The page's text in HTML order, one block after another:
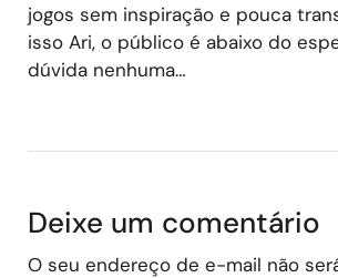
jogos sem inspiração e pouca
isso Ari, o público é abaixo do
dúvida nenhuma…
Deixe um comentário
O seu endereço de e-mail não